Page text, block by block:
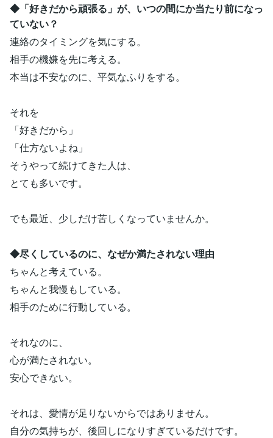
◆「好きだから頑張る」が、いつの間にか当たり前になっ
ていない？
連絡のタイミングを気にする。
相手の機嫌を先に考える。
本当は不安なのに、平気なふりをする。
それを
「好きだから」
「仕方ないよね」
そうやって続けてきた人は、
とても多いです。
でも最近、少しだけ苦しくなっていませんか。
◆尽くしているのに、なぜか満たされない理由
ちゃんと考えている。
ちゃんと我慢もしている。
相手のために行動している。
それなのに、
心が満たされない。
安心できない。
それは、愛情が足りないからではありません。
自分の気持ちが、後回しになりすぎているだけです。